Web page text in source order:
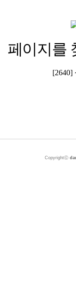
페이지를
[2640]
Copyrightⓒ